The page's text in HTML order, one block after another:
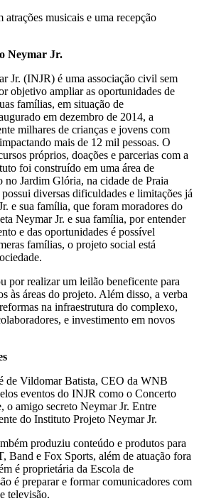
musicais e uma recepção
Neymar Jr.
Jr. (INJR) é uma associação civil sem
objetivo ampliar as oportunidades de
famílias, em situação de
em dezembro de 2014, a
milhares de crianças e jovens com
mais de 12 mil pessoas. O
próprios, doações e parcerias com a
foi construído em uma área de
no Jardim Glória, na cidade de Praia
diversas dificuldades e limitações já
e sua família, que foram moradores do
Neymar Jr. e sua família, por entender
e das oportunidades é possível
famílias, o projeto social está
por realizar um leilão beneficente para
às áreas do projeto. Além disso, a verba
na infraestrutura do complexo,
e investimento em novos
de Vildomar Batista, CEO da WNB
eventos do INJR como o Concerto
amigo secreto Neymar Jr. Entre
do Instituto Projeto Neymar Jr.
produziu conteúdo e produtos para
Band e Fox Sports, além de atuação fora
é proprietária da Escola de
é preparar e formar comunicadores com
televisão.